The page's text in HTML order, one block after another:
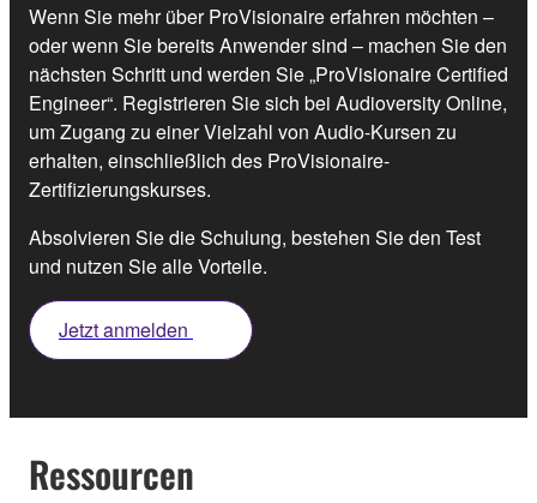
Wenn Sie mehr über ProVisionaire erfahren möchten –
oder wenn Sie bereits Anwender sind – machen Sie den
nächsten Schritt und werden Sie „ProVisionaire Certified
Engineer“. Registrieren Sie sich bei Audioversity Online,
um Zugang zu einer Vielzahl von Audio-Kursen zu
erhalten, einschließlich des ProVisionaire-
Zertifizierungskurses.
Absolvieren Sie die Schulung, bestehen Sie den Test
und nutzen Sie alle Vorteile.
Jetzt anmelden
Ressourcen